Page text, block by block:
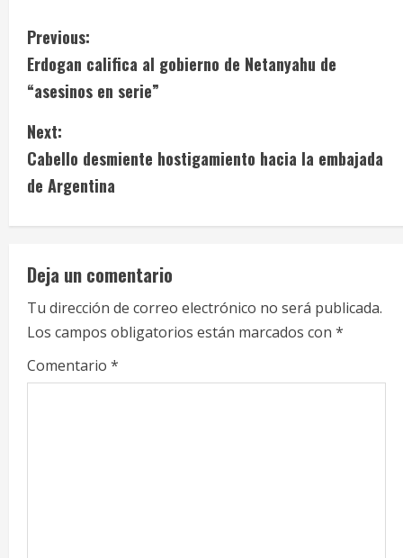
C
o
n
t
i
n
u
e
R
e
Previous:
Erdogan califica al gobierno de Netanyahu de
“asesinos en serie”
Next:
Cabello desmiente hostigamiento hacia la embajada
de Argentina
Deja un comentario
Tu dirección de correo electrónico no será publicada.
Los campos obligatorios están marcados con *
Comentario *